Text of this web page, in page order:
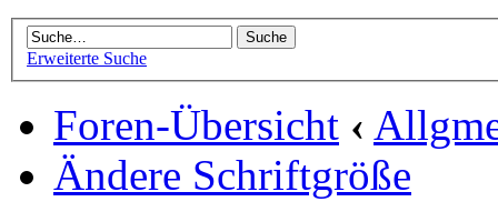
Erweiterte Suche
Foren-Übersicht ‹
Ändere Schriftgröße